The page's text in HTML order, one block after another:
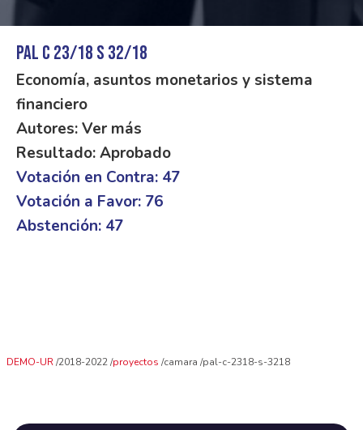
PAL C 23/18 S 32/18
Economía, asuntos monetarios y sistema
financiero
Autores: Ver más
Resultado: Aprobado
Votación en Contra: 47
Votación a Favor: 76
Abstención: 47
DEMO-UR 2018-2022 proyectos camara pal-c-2318-s-3218